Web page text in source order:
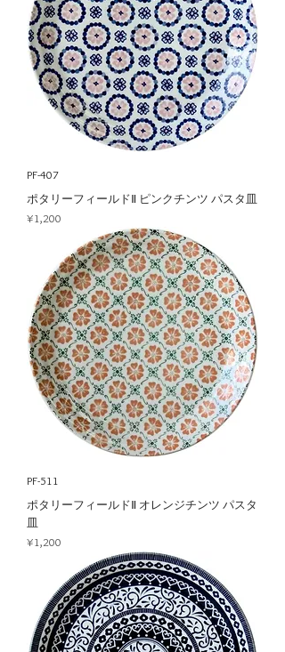
PF-407
ポタリーフィールドⅡ ピンクチンツ パスタ皿
Price
¥1,200
PF-511
ポタリーフィールドⅡ オレンジチンツ パスタ
皿
Price
¥1,200